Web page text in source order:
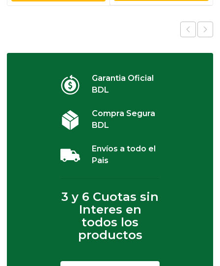
Garantia Oficial
BDL
Compra Segura
BDL
Envíos a todo el
Pais
3 y 6 Cuotas sin
Interes en
todos los
productos